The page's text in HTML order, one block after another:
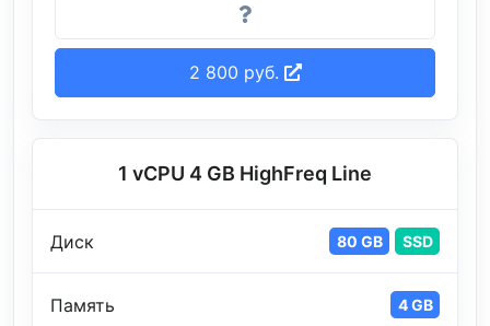
2 800 руб.
1 vCPU 4 GB HighFreq Line
Диск 80 GB SSD
Память 4 GB